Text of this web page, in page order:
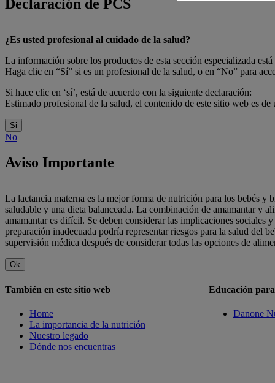
Declaración de PCS
¿Es usted profesional al cuidado de la salud?
La información sobre los productos de esta sección especializada
Haga clic en “Sí” si es un profesional de la salud, o en “No” para
Si hace clic en ‘sí’, está de acuerdo con la siguiente declaración:
Estimado profesional de la salud, el contenido de este sitio web es
Si
No
Aviso Importante
La lactancia materna es la mejor forma de nutrición para los bebés y
saludable y una dieta balanceada. La combinación de amamantar y
amamantar es difícil. Se deben considerar las implicaciones sociales
preparación inadecuada podría representar riesgos para la salud del
supervisión médica después de considerar todas las opciones de
Ok
También en este sitio web
Home
La importancia de la nutrición
Nuestro legado
Dónde nos encuentras
Educación
Danone